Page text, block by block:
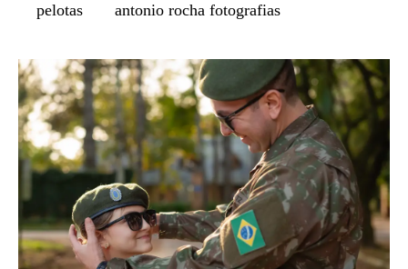
pelotas
antonio rocha fotografias